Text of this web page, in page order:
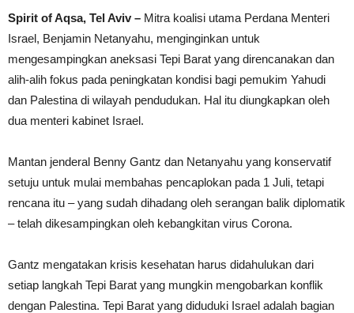
Spirit of Aqsa, Tel Aviv – Mitra koalisi utama Perdana Menteri
Israel, Benjamin Netanyahu, menginginkan untuk
mengesampingkan aneksasi Tepi Barat yang direncanakan dan
alih-alih fokus pada peningkatan kondisi bagi pemukim Yahudi
dan Palestina di wilayah pendudukan. Hal itu diungkapkan oleh
dua menteri kabinet Israel.
Mantan jenderal Benny Gantz dan Netanyahu yang konservatif
setuju untuk mulai membahas pencaplokan pada 1 Juli, tetapi
rencana itu – yang sudah dihadang oleh serangan balik diplomatik
– telah dikesampingkan oleh kebangkitan virus Corona.
Gantz mengatakan krisis kesehatan harus didahulukan dari
setiap langkah Tepi Barat yang mungkin mengobarkan konflik
dengan Palestina. Tepi Barat yang diduduki Israel adalah bagian